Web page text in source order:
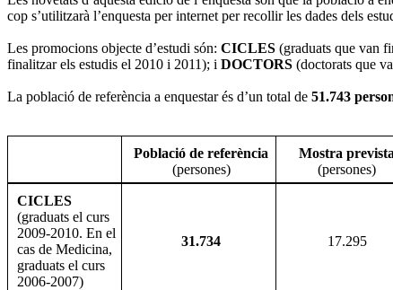
cop s’utilitzarà l’enquesta per internet per recollir les dades dels
Les promocions objecte d’estudi són: CICLES (graduats que van
finalitzar els estudis el 2010 i 2011); i DOCTORS (doctorats que
La població de referència a enquestar és d’un total de 51.743
Població de referència
(persones)
Mostra prevista
(persones)
CICLES
(graduats el curs
2009-2010. En el
cas de Medicina,
graduats el curs
2006-2007)
31.734 17.295